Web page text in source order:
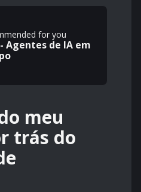
for you
- Agentes de IA em
meu
trás do